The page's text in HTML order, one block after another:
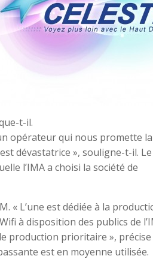
t-il.
opérateur qui nous promette la
dévastatrice », souligne-t-il.
l’IMA a choisi la société de
« L’une est dédiée à la
à disposition des publics de
production prioritaire », précise
est en moyenne utilisée.